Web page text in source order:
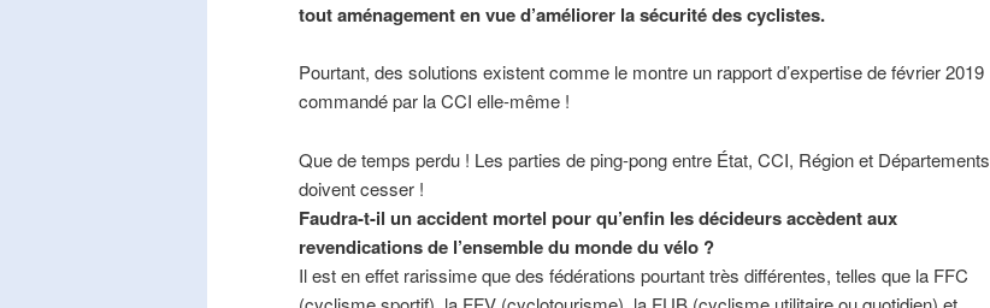
tout aménagement en vue d’améliorer la sécurité des cyclistes.
Pourtant, des solutions existent comme le montre un rapport d’expertise de février 2019
commandé par la CCI elle-même !
Que de temps perdu ! Les parties de ping-pong entre État, CCI, Région et Départements
doivent cesser !
Faudra-t-il un accident mortel pour qu’enfin les décideurs accèdent aux
revendications de l’ensemble du monde du vélo ?
Il est en effet rarissime que des fédérations pourtant très différentes, telles que la FFC